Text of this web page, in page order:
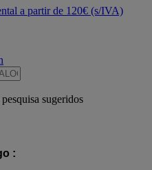
a partir de 120€ (s/IVA)
sugeridos
: